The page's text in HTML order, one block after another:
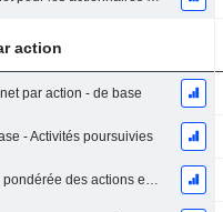
action
par action - de base
- Activités poursuivies
Moyenne pondérée des actions en circulation